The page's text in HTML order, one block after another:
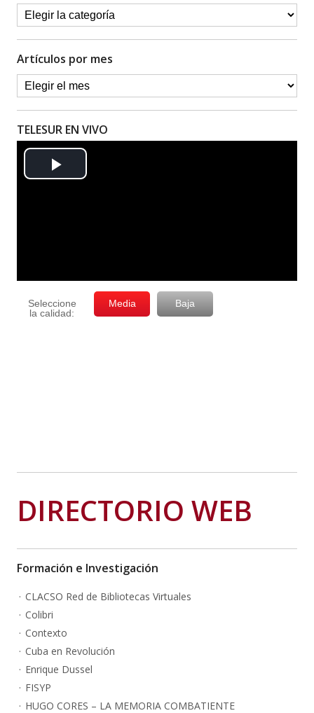
Artículos por mes
TELESUR EN VIVO
DIRECTORIO WEB
Formación e Investigación
CLACSO Red de Bibliotecas Virtuales
Colibri
Contexto
Cuba en Revolución
Enrique Dussel
FISYP
HUGO CORES – LA MEMORIA COMBATIENTE